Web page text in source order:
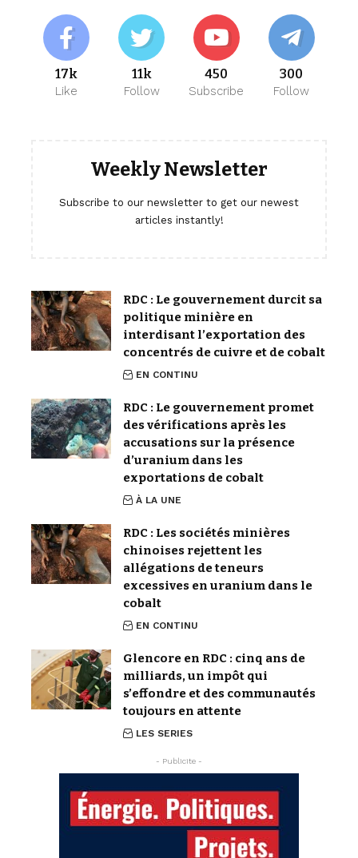
17k
Like
11k
Follow
450
Subscribe
300
Follow
Weekly Newsletter
Subscribe to our newsletter to get our newest
articles instantly!
RDC : Le gouvernement durcit sa
politique minière en
interdisant l’exportation des
concentrés de cuivre et de cobalt
EN CONTINU
RDC : Le gouvernement promet
des vérifications après les
accusations sur la présence
d’uranium dans les
exportations de cobalt
À LA UNE
RDC : Les sociétés minières
chinoises rejettent les
allégations de teneurs
excessives en uranium dans le
cobalt
EN CONTINU
Glencore en RDC : cinq ans de
milliards, un impôt qui
s’effondre et des communautés
toujours en attente
LES SERIES
- Publicite -